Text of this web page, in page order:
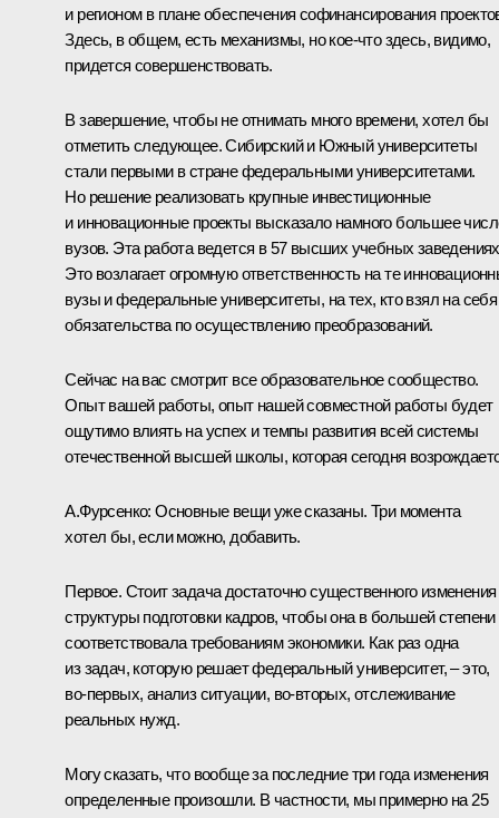
и регионом в плане обеспечения софинансирования
Здесь, в общем, есть механизмы, но кое‑что здесь, видимо,
придется совершенствовать.
В завершение, чтобы не отнимать много времени, хотел бы
отметить следующее. Сибирский и Южный университеты
стали первыми в стране федеральными университетами.
Но решение реализовать крупные инвестиционные
и инновационные проекты высказало намного большее
вузов. Эта работа ведется в 57 высших учебных
Это возлагает огромную ответственность на те
вузы и федеральные университеты, на тех, кто взял на себя
обязательства по осуществлению преобразований.
Сейчас на вас смотрит все образовательное сообщество.
Опыт вашей работы, опыт нашей совместной работы будет
ощутимо влиять на успех и темпы развития всей системы
отечественной высшей школы, которая сегодня
А.Фурсенко: Основные вещи уже сказаны. Три момента
хотел бы, если можно, добавить.
Первое. Стоит задача достаточно существенного изменения
структуры подготовки кадров, чтобы она в большей степени
соответствовала требованиям экономики. Как раз одна
из задач, которую решает федеральный университет, – это,
во‑первых, анализ ситуации, во‑вторых, отслеживание
реальных нужд.
Могу сказать, что вообще за последние три года изменения
определенные произошли. В частности, мы примерно на 25